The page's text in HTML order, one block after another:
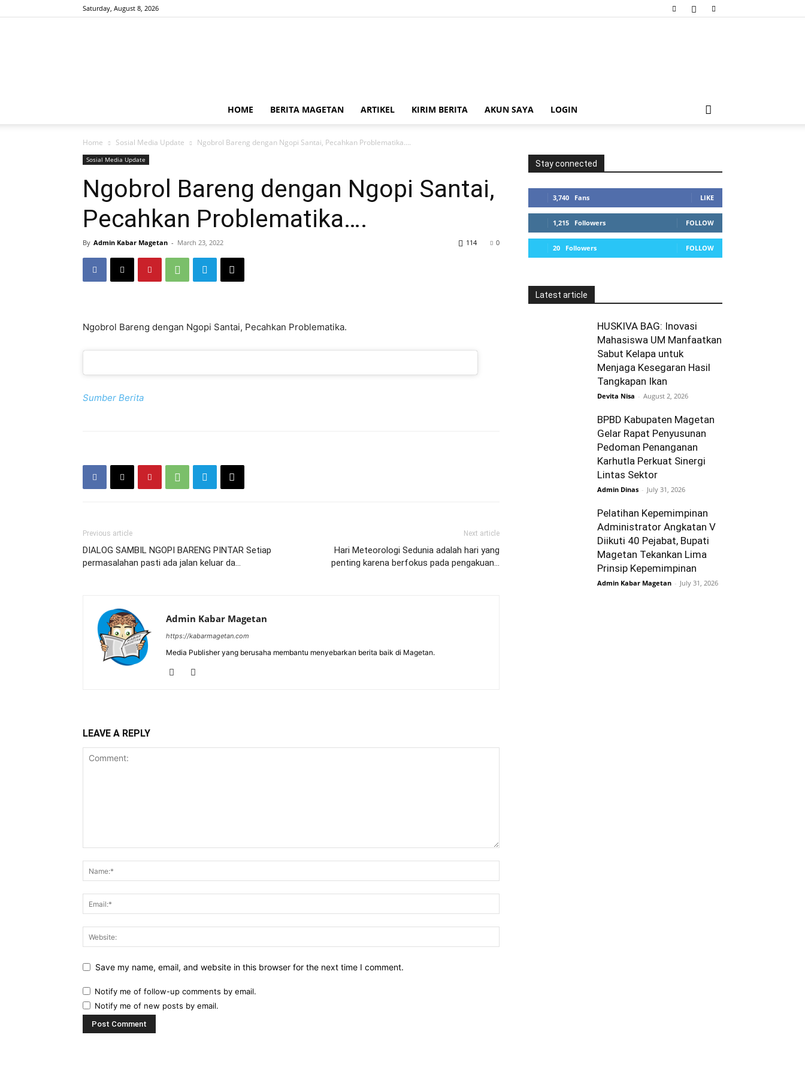
Saturday, August 8, 2026
HOME BERITA MAGETAN ARTIKEL KIRIM BERITA AKUN SAYA LOGIN
Home Sosial Media Update Ngobrol Bareng dengan Ngopi Santai, Pecahkan Problematika….
Sosial Media Update
Ngobrol Bareng dengan Ngopi Santai,
Pecahkan Problematika….
By Admin Kabar Magetan - March 23, 2022 0
114
Ngobrol Bareng dengan Ngopi Santai, Pecahkan Problematika.
Sumber Berita
Previous article
DIALOG SAMBIL NGOPI BARENG PINTAR Setiap
permasalahan pasti ada jalan keluar da…
Next article
Hari Meteorologi Sedunia adalah hari yang
penting karena berfokus pada pengakuan…
Admin Kabar Magetan
https://kabarmagetan.com
Media Publisher yang berusaha membantu menyebarkan berita baik di Magetan.
LEAVE A REPLY
Save my name, email, and website in this browser for the next time I comment.
Notify me of follow-up comments by email.
Notify me of new posts by email.
Stay connected
3,740 Fans LIKE
1,215 Followers FOLLOW
20 Followers FOLLOW
Latest article
HUSKIVA BAG: Inovasi
Mahasiswa UM Manfaatkan
Sabut Kelapa untuk
Menjaga Kesegaran Hasil
Tangkapan Ikan
Devita Nisa - August 2, 2026
BPBD Kabupaten Magetan
Gelar Rapat Penyusunan
Pedoman Penanganan
Karhutla Perkuat Sinergi
Lintas Sektor
Admin Dinas - July 31, 2026
Pelatihan Kepemimpinan
Administrator Angkatan V
Diikuti 40 Pejabat, Bupati
Magetan Tekankan Lima
Prinsip Kepemimpinan
Admin Kabar Magetan - July 31, 2026